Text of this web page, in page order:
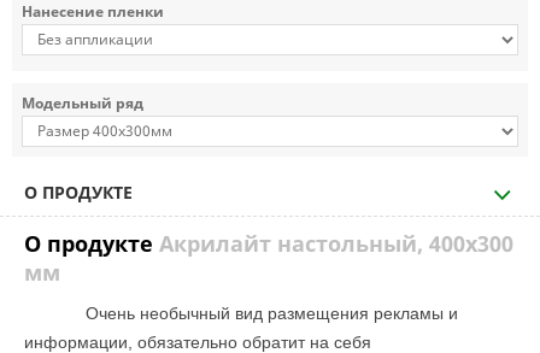
Нанесение пленки
Модельный ряд
О ПРОДУКТЕ
О продукте Акрилайт настольный, 400х300
мм
Очень необычный вид размещения рекламы и
информации, обязательно обратит на себя